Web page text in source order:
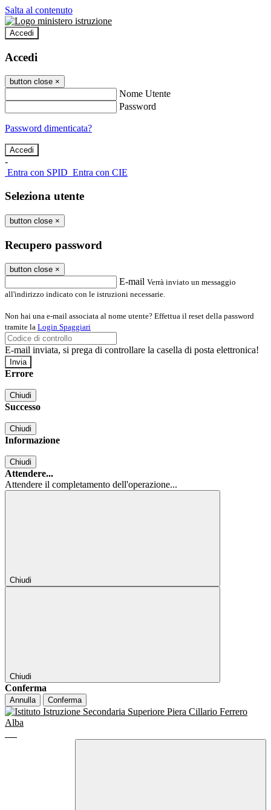
Salta al contenuto
Accedi
Accedi
button close ×
Nome Utente
Password
Password dimenticata?
-
Entra con SPID Entra con CIE
Seleziona utente
button close ×
Recupero password
button close ×
E-mail Verrà inviato un messaggio
all'indirizzo indicato con le istruzioni necessarie.
Non hai una e-mail associata al nome utente? Effettua il reset della password
tramite la Login Spaggiari
E-mail inviata, si prega di controllare la casella di posta elettronica!
Errore
Chiudi
Successo
Chiudi
Informazione
Chiudi
Attendere...
Attendere il completamento dell'operazione...
Chiudi
Chiudi
Conferma
Annulla Conferma